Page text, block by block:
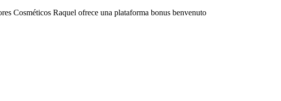
Cosméticos Raquel ofrece una plataforma bonus benvenuto